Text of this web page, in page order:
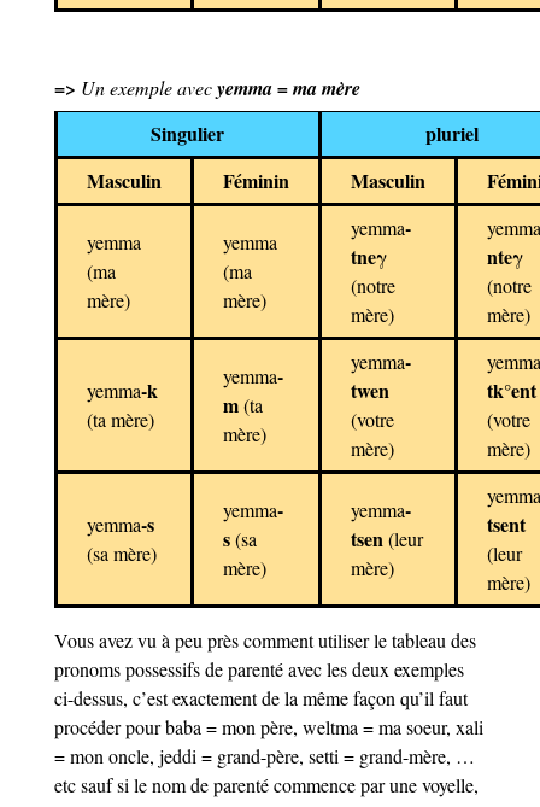
=> Un exemple avecyemma = ma mère
Singulier
pluriel
Masculin
Féminin Masculin
yemma
(ma
mère)
yemma
(ma
mère)
yemma-
tneγ
(notre
mère)
yemma
nteγ
(notre
mère)
yemma-k
(ta mère)
yemma-
m(ta
mère)
yemma-
twen
(votre
mère)
yemma
tk°ent
(votre
mère)
yemma-s
(sa mère)
yemma-
s(sa
mère)
yemma-
tsen(leur
mère)
yemma
tsent
(leur
mère)
Vous avez vu à peu près comment utiliser le tableau des
pronoms possessifs de parenté avec les deux exemples
ci-dessus, c’est exactement de la même façon qu’il faut
procéder pour baba = mon père, weltma = ma soeur, xali
= mon oncle, jeddi = grand-père, setti = grand-mère, …
etc sauf si le nom de parenté commence par une voyelle,